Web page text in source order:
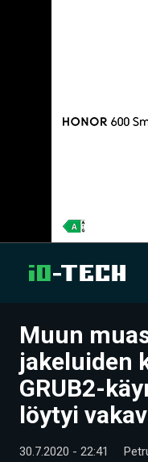
UUTISET
ARTIKKELIT
VIDEOT
TECHBBS
Muun
jakeluiden
GRUB2-
löytyi
30.7.2020 - 22:41